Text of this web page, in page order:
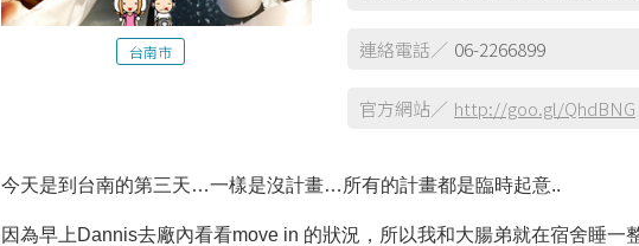
台南市 連絡電話／ 06-2266899
官方網站／ http://goo.gl/QhdBNG
今天是到台南的第三天…一樣是沒計畫…所有的計畫都是臨時起意..
因為早上Dannis去廠內看看move in 的狀況，所以我和大腸弟就在宿舍睡一